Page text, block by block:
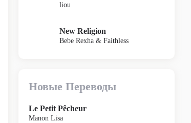
liou
New Religion
Bebe Rexha & Faithless
Новые Переводы
Le Petit Pêcheur
Manon Lisa